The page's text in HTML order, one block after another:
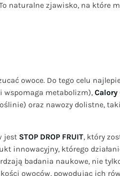
naturalne zjawisko, na które
owoce. Do tego celu
wspomaga metabolizm), Calory
oraz nawozy dolistne,
jest STOP DROP FRUIT, który
innowacyjny, którego
badania naukowe, nie
owoców, powodując ich